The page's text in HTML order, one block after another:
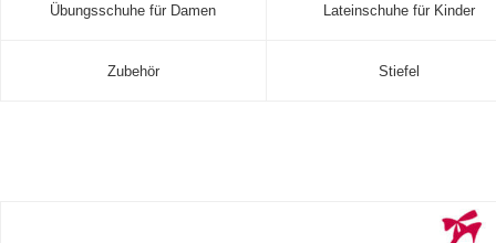
Übungsschuhe für Damen Lateinschuhe für Kinder
Zubehör Stiefel